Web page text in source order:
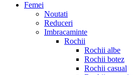
Femei
Noutati
Reduceri
Imbracaminte
Rochii
Rochii albe
Rochii botez
Rochii casual